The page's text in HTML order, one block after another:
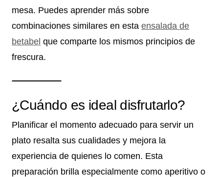
mesa. Puedes aprender más sobre
combinaciones similares en esta ensalada de
betabel que comparte los mismos principios de
frescura.
¿Cuándo es ideal disfrutarlo?
Planificar el momento adecuado para servir un
plato resalta sus cualidades y mejora la
experiencia de quienes lo comen. Esta
preparación brilla especialmente como aperitivo o